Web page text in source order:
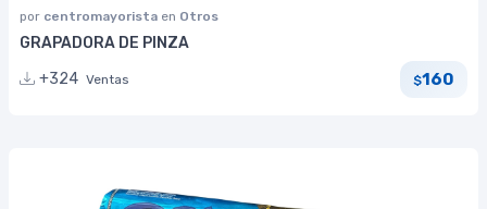
por centromayorista en Otros
GRAPADORA DE PINZA
+324 Ventas $160